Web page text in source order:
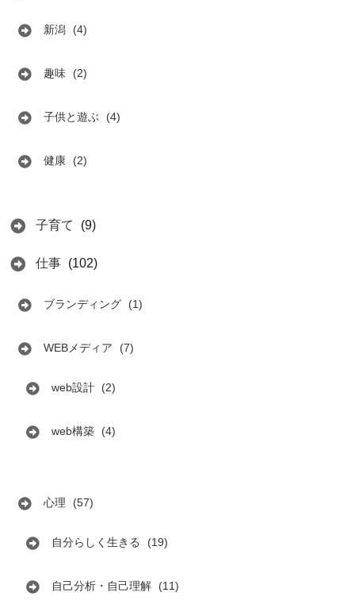
新潟 (4)
趣味 (2)
子供と遊ぶ (4)
健康 (2)
子育て (9)
仕事 (102)
ブランディング (1)
WEBメディア (7)
web設計 (2)
web構築 (4)
心理 (57)
自分らしく生きる (19)
自己分析・自己理解 (11)